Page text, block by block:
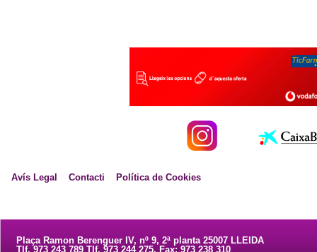
Avís Legal Contacti Política de Cookies
Plaça Ramon Berenguer IV, nº 9, 2ª planta 25007 LLEIDA
Tlf. 973 243 789 Tlf. 973 244 275. Fax: 973 238 310